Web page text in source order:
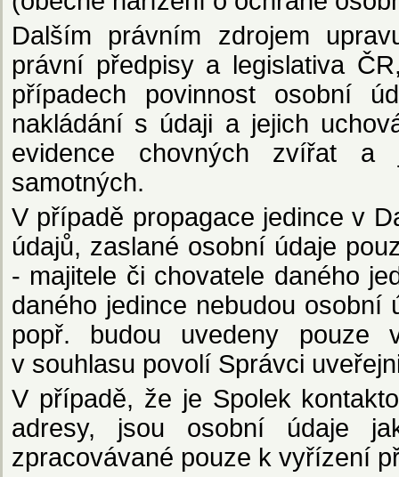
Dalším právním zdrojem
právní předpisy a legislativa
případech povinnost osobní
nakládání s údaji a jejich
evidence chovných zvířat a
samotných.
V případě propagace jedince v
údajů, zaslané osobní údaje
- majitele či chovatele daného
daného jedince nebudou osobní
popř. budou uvedeny pouze
v souhlasu povolí Správci
V případě, že je Spolek
adresy, jsou osobní údaje
zpracovávané pouze k vyřízení